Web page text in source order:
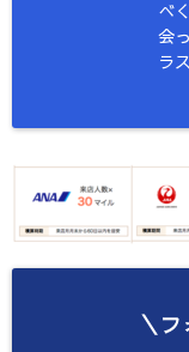
べ
会
ラ
＼